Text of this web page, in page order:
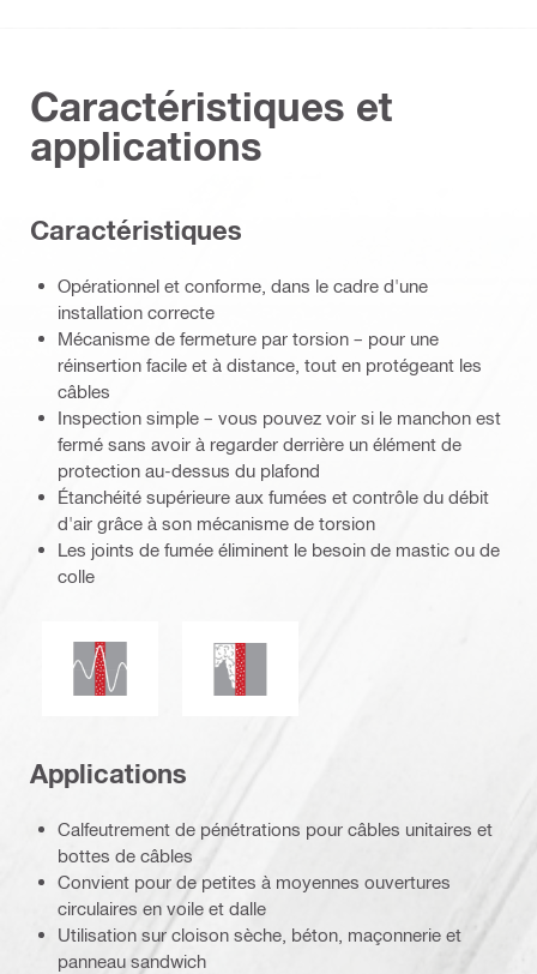
Caractéristiques et
applications
Caractéristiques
Opérationnel et conforme, dans le cadre d'une
installation correcte
Mécanisme de fermeture par torsion – pour une
réinsertion facile et à distance, tout en protégeant les
câbles
Inspection simple – vous pouvez voir si le manchon est
fermé sans avoir à regarder derrière un élément de
protection au-dessus du plafond
Étanchéité supérieure aux fumées et contrôle du débit
d'air grâce à son mécanisme de torsion
Les joints de fumée éliminent le besoin de mastic ou de
colle
Résistant aux séismesÉtanchéité aux fumées et aux gaz
Applications
Calfeutrement de pénétrations pour câbles unitaires et
bottes de câbles
Convient pour de petites à moyennes ouvertures
circulaires en voile et dalle
Utilisation sur cloison sèche, béton, maçonnerie et
panneau sandwich